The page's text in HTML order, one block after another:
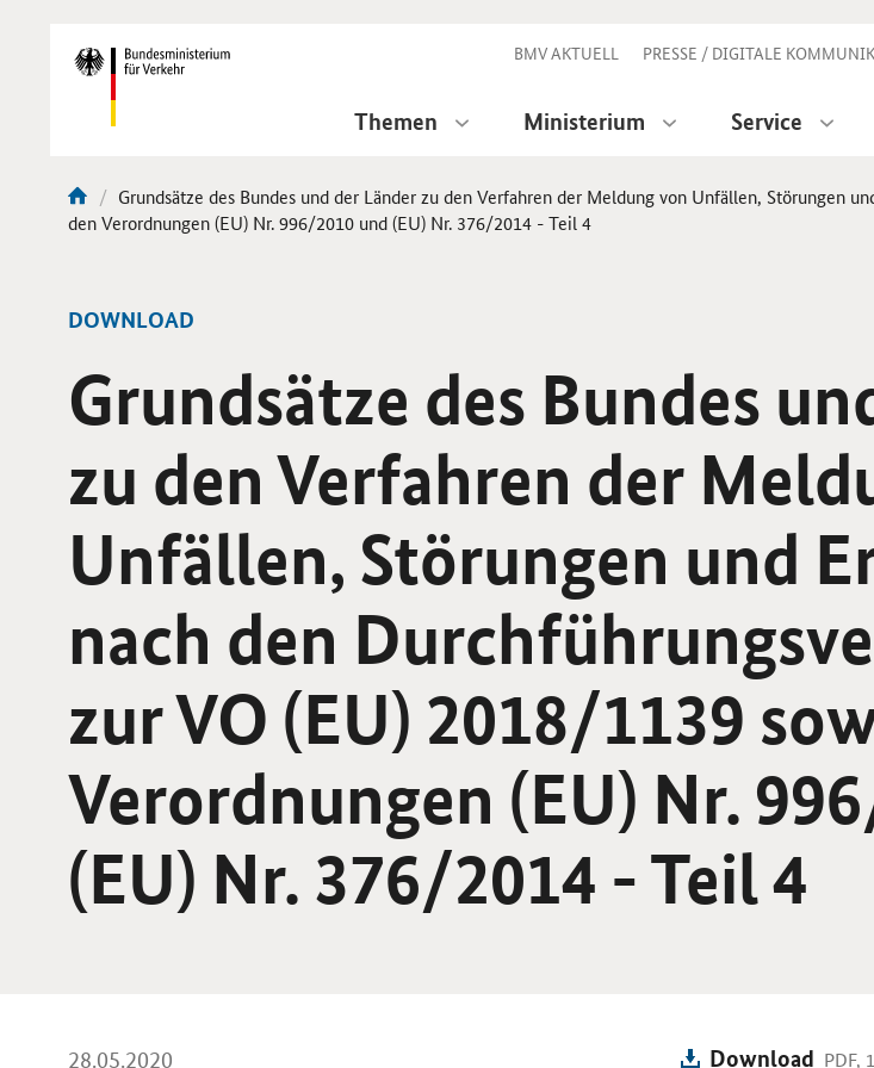
Navigation BMV AKTUELL PRESSE / DIGITALE
Themen Ministerium Service
Aktuelle
Seite:
Grundsätze des Bundes und der Länder zu den Verfahren der Meldung von Unfällen, Störungen
den Verordnungen (EU) Nr. 996/2010 und (EU) Nr. 376/2014 - Teil 4
DOWNLOAD
Grundsätze des Bundes
zu den Verfahren der
Unfällen, Störungen und
nach den
zur VO (EU) 2018/1139
Verordnungen (EU) Nr.
(EU) Nr. 376/2014 - Teil 4
28.05.2020 Download PDF,